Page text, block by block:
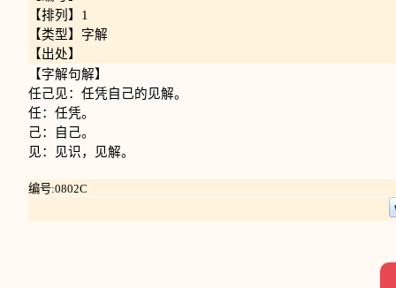
【排列】1
【类型】字解
【出处】
【字解句解】
任己见：任凭自己的见解。
任：任凭。
己：自己。
见：见识，见解。
编号:0802C